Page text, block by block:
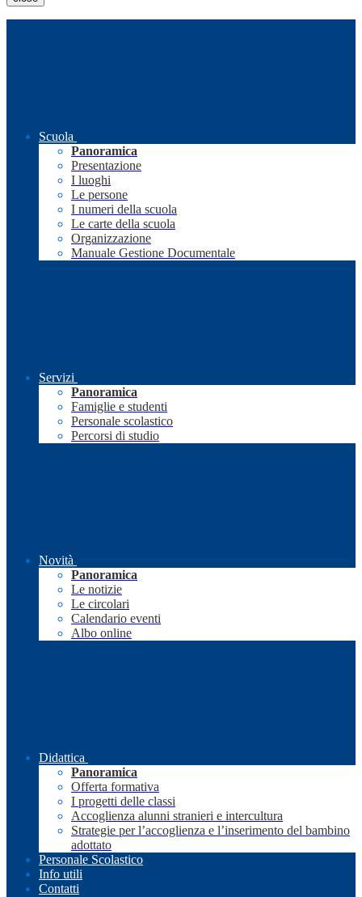
Scuola
Panoramica
Presentazione
I luoghi
Le persone
I numeri della scuola
Le carte della scuola
Organizzazione
Manuale Gestione Documentale
Servizi
Panoramica
Famiglie e studenti
Personale scolastico
Percorsi di studio
Novità
Panoramica
Le notizie
Le circolari
Calendario eventi
Albo online
Didattica
Panoramica
Offerta formativa
I progetti delle classi
Accoglienza alunni stranieri e intercultura
Strategie per l’accoglienza e l’inserimento del bambino
adottato
Personale Scolastico
Info utili
Contatti